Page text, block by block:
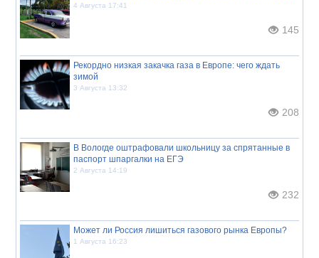
4 Августа 17:41
145
Рекордно низкая закачка газа в Европе: чего ждать
зимой
3 Августа 13:32
208
В Вологде оштрафовали школьницу за спрятанные в
паспорт шпаргалки на ЕГЭ
2 Августа 14:19
232
Может ли Россия лишиться газового рынка Европы?
1 Августа 16:23